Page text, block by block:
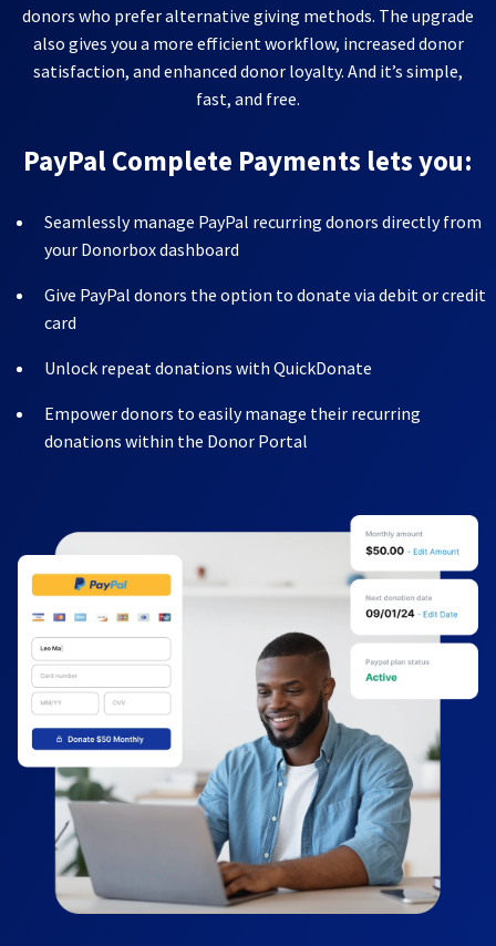
donors who prefer alternative giving methods. The upgrade
also gives you a more efficient workflow, increased donor
satisfaction, and enhanced donor loyalty. And it’s simple,
fast, and free.
PayPal Complete Payments lets you:
Seamlessly manage PayPal recurring donors directly from
your Donorbox dashboard
Give PayPal donors the option to donate via debit or credit
card
Unlock repeat donations with QuickDonate
Empower donors to easily manage their recurring
donations within the Donor Portal